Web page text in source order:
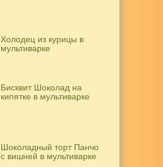
Холодец из курицы в
мультиварке
Бисквит Шоколад на
кипятке в мультиварке
Шоколадный торт Панчо
с вишней в мультиварке